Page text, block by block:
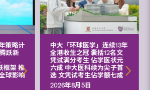
策略计
跃新
框架 推
球影响
中大「环球医学」连续13年
全港收生之冠 囊括12名文
凭试满分考生 佔学医状元
六成 中大医科续为尖子首
选 文凭试考生佔学额七成
2026年8月5日